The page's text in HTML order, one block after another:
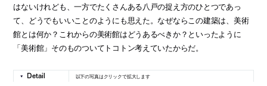
はないけれども、一方でたくさんある八戸の捉え方のひとつであっ
て、どうでもいいことのようにも思えた。なぜならこの建築は、美術
館とは何か？これからの美術館はどうあるべきか？といったように
「美術館」そのものついてトコトン考えていたからだ。
以下の写真はクリックで拡大します